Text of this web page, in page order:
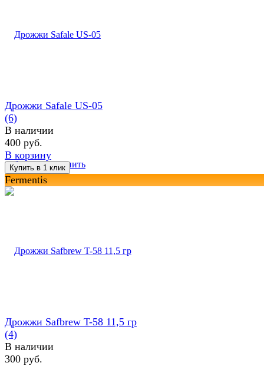
избранное сравнить
Дрожжи Safale US-05
(6)
В наличии
400 руб.
В корзину
Fermentis
Дрожжи Safbrew T-58 11,5 гр
(4)
В наличии
300 руб.